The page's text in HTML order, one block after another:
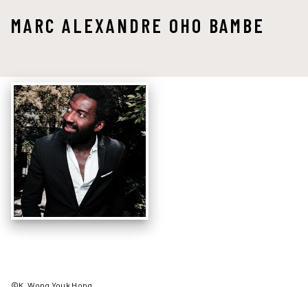
MARC ALEXANDRE OHO BAMBE
©K. Wong Youk Hong